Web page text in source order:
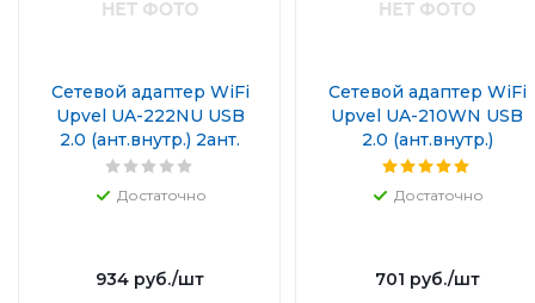
Сетевой адаптер WiFi
Upvel UA-222NU USB
2.0 (ант.внутр.) 2ант.
Достаточно
934 руб./шт
Сетевой адаптер WiFi
Upvel UA-210WN USB
2.0 (ант.внутр.)
Достаточно
701 руб./шт